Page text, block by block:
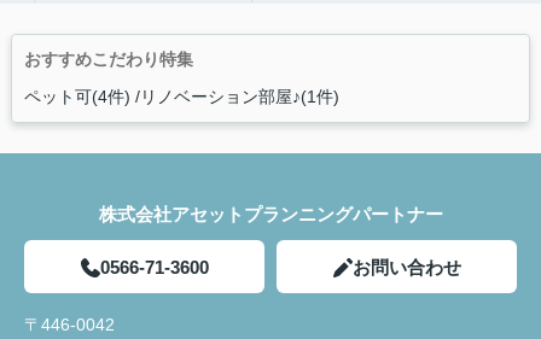
おすすめこだわり特集
ペット可(4件) リノベーション部屋♪(1件)
株式会社アセットプランニングパートナー
0566-71-3600 お問い合わせ
〒446-0042